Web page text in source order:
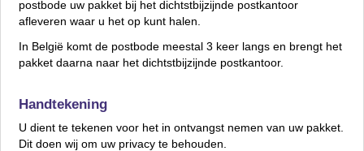
postbode uw pakket bij het dichtstbijzijnde postkantoor
afleveren waar u het op kunt halen.
In België komt de postbode meestal 3 keer langs en brengt het
pakket daarna naar het dichtstbijzijnde postkantoor.
Handtekening
U dient te tekenen voor het in ontvangst nemen van uw pakket.
Dit doen wij om uw privacy te behouden.